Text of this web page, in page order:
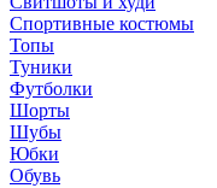
Спортивные костюмы
Топы
Туники
Футболки
Шорты
Шубы
Юбки
Обувь